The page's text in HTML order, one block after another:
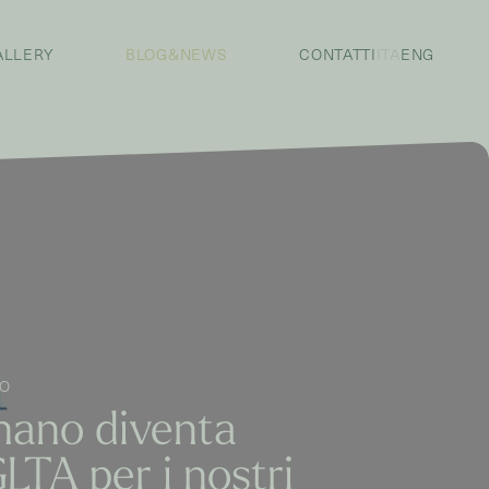
BLOG&NEWS CONTATTI ENG
diventa
per i nostri